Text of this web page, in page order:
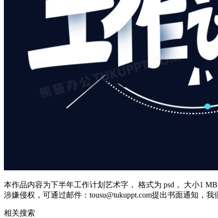
本作品内容为下半年工作计划艺术字， 格式为 psd， 大小1
涉嫌侵权，可通过邮件：tousu@tukuppt.com提出书面通知，
相关搜索